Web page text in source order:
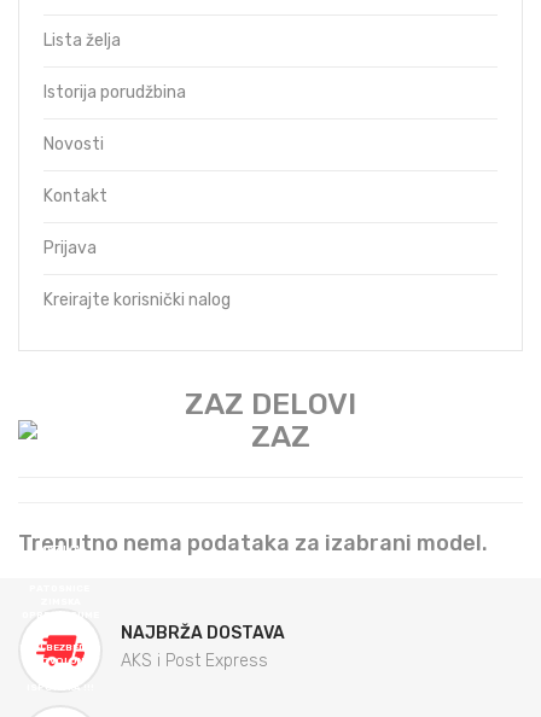
Lista želja
Istorija porudžbina
Novosti
Kontakt
Prijava
Kreirajte korisnički nalog
ZAZ DELOVI
Trenutno nema podataka za izabrani model.
MAZIVA
OPREMA GUME
KUPI BEZBEDNO
I POVOLJNO
ISPORUKA !!!
NAJBRŽA DOSTAVA
AKS i Post Express